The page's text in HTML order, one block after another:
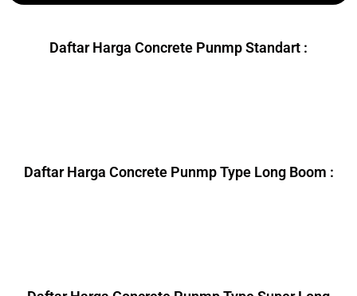
Daftar Harga Concrete Punmp Standart :
Daftar Harga Concrete Punmp Type Long Boom :